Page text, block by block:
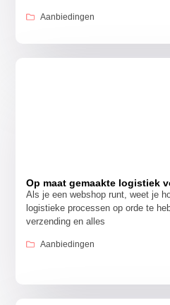
Aanbiedingen
Op maat gemaakte logistiek
Als je een webshop runt, weet je
logistieke processen op orde te
verzending en alles
Aanbiedingen